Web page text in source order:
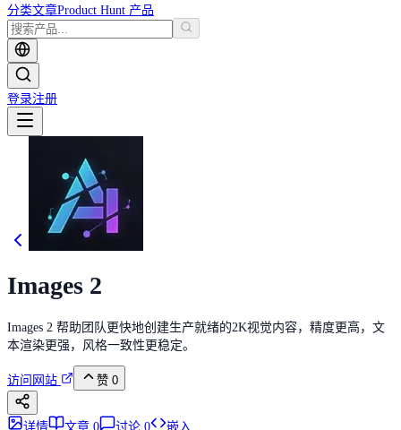
分类文章Product Hunt 产品
登录注册
Images 2
Images 2 帮助团队更快地创建生产就绪的2K视觉内容，精度更高，文
本渲染更强，风格一致性更稳定。
访问网站 赞 0
详情 文章 0 讨论 0
嵌入